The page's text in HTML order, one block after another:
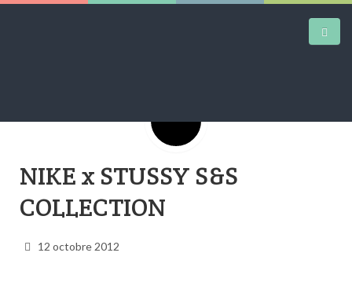
AIRTRAINERPEDIA
STREET ART
NIKE x STUSSY S&S
COLLECTION
12 octobre 2012